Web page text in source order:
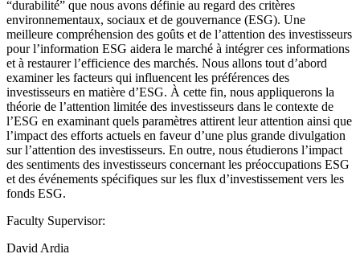
“durabilité” que nous avons définie au regard des critères
environnementaux, sociaux et de gouvernance (ESG). Une
meilleure compréhension des goûts et de l’attention des investisseurs
pour l’information ESG aidera le marché à intégrer ces informations
et à restaurer l’efficience des marchés. Nous allons tout d’abord
examiner les facteurs qui influencent les préférences des
investisseurs en matière d’ESG. À cette fin, nous appliquerons la
théorie de l’attention limitée des investisseurs dans le contexte de
l’ESG en examinant quels paramètres attirent leur attention ainsi que
l’impact des efforts actuels en faveur d’une plus grande divulgation
sur l’attention des investisseurs. En outre, nous étudierons l’impact
des sentiments des investisseurs concernant les préoccupations ESG
et des événements spécifiques sur les flux d’investissement vers les
fonds ESG.
Faculty Supervisor:
David Ardia